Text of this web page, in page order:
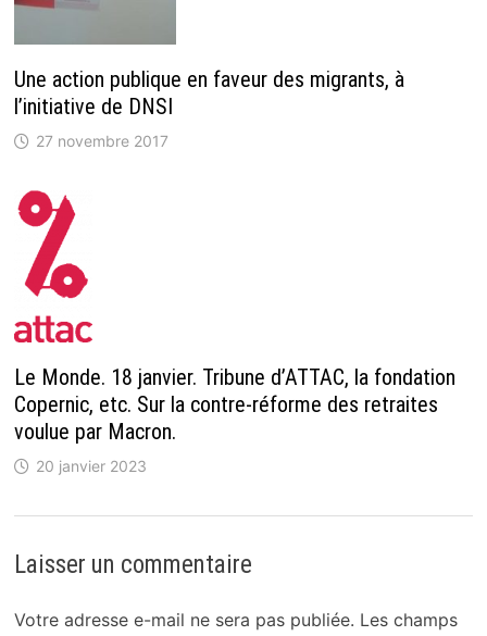
Une action publique en faveur des migrants, à
l’initiative de DNSI
27 novembre 2017
Le Monde. 18 janvier. Tribune d’ATTAC, la fondation
Copernic, etc. Sur la contre-réforme des retraites
voulue par Macron.
20 janvier 2023
Laisser un commentaire
Votre adresse e-mail ne sera pas publiée. Les champs